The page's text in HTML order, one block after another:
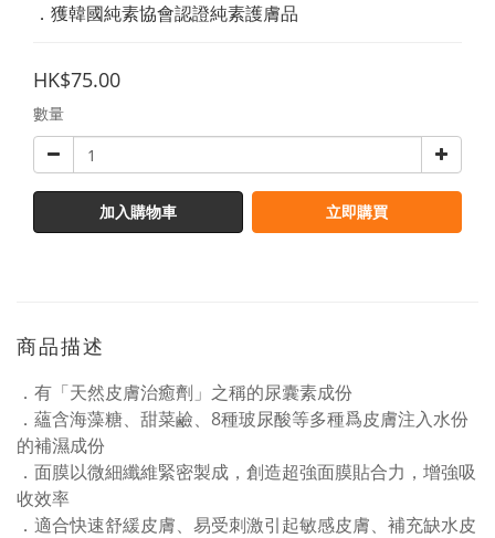
．獲韓國純素協會認證純素護膚品
HK$75.00
數量
加入購物車 立即購買
商品描述
．有「天然皮膚治癒劑」之稱的尿囊素成份
．蘊含海藻糖、甜菜鹼、8種玻尿酸等多種爲皮膚注入水份
的補濕成份
．面膜以微細纖維緊密製成，創造超強面膜貼合力，增強吸
收效率
．適合快速舒緩皮膚、易受刺激引起敏感皮膚、補充缺水皮